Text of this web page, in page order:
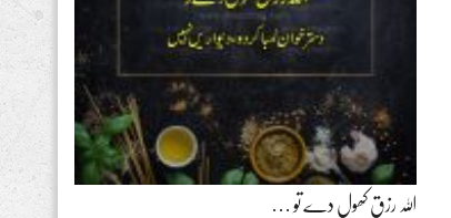
اللہ رزق کھول دے تو …